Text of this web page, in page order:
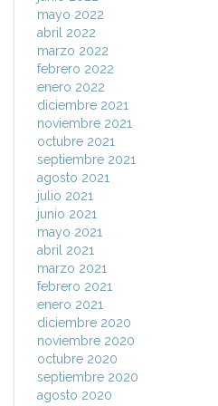
mayo 2022
abril 2022
marzo 2022
febrero 2022
enero 2022
diciembre 2021
noviembre 2021
octubre 2021
septiembre 2021
agosto 2021
julio 2021
junio 2021
mayo 2021
abril 2021
marzo 2021
febrero 2021
enero 2021
diciembre 2020
noviembre 2020
octubre 2020
septiembre 2020
agosto 2020